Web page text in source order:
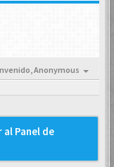
Anonymous
Panel de